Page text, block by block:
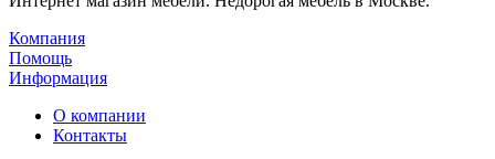
Компания
Помощь
Информация
О компании
Контакты